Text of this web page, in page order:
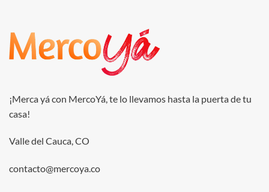
¡Merca yá con MercoYá, te lo llevamos hasta la puerta de tu
casa!
Valle del Cauca, CO
contacto@mercoya.co